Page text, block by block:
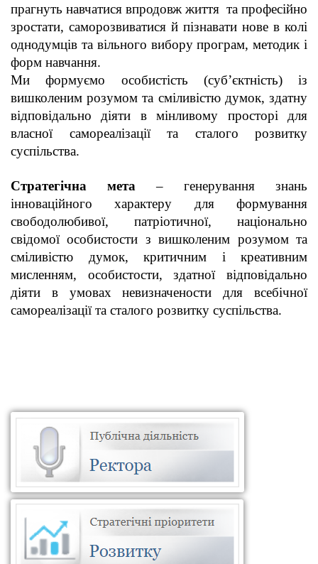
прагнуть навчатися впродовж життя та професійно
зростати, саморозвиватися й пізнавати нове в колі
однодумців та вільного вибору програм, методик і
форм навчання.
Ми формуємо особистість (суб’єктність) із
вишколеним розумом та сміливістю думок, здатну
відповідально діяти в мінливому просторі для
власної самореалізації та сталого розвитку
суспільства.
Стратегічна мета – генерування знань
інноваційного характеру для формування
свободолюбивої, патріотичної, національно
свідомої особистости з вишколеним розумом та
сміливістю думок, критичним і креативним
мисленням, особистости, здатної відповідально
діяти в умовах невизначености для всебічної
самореалізації та сталого розвитку суспільства.